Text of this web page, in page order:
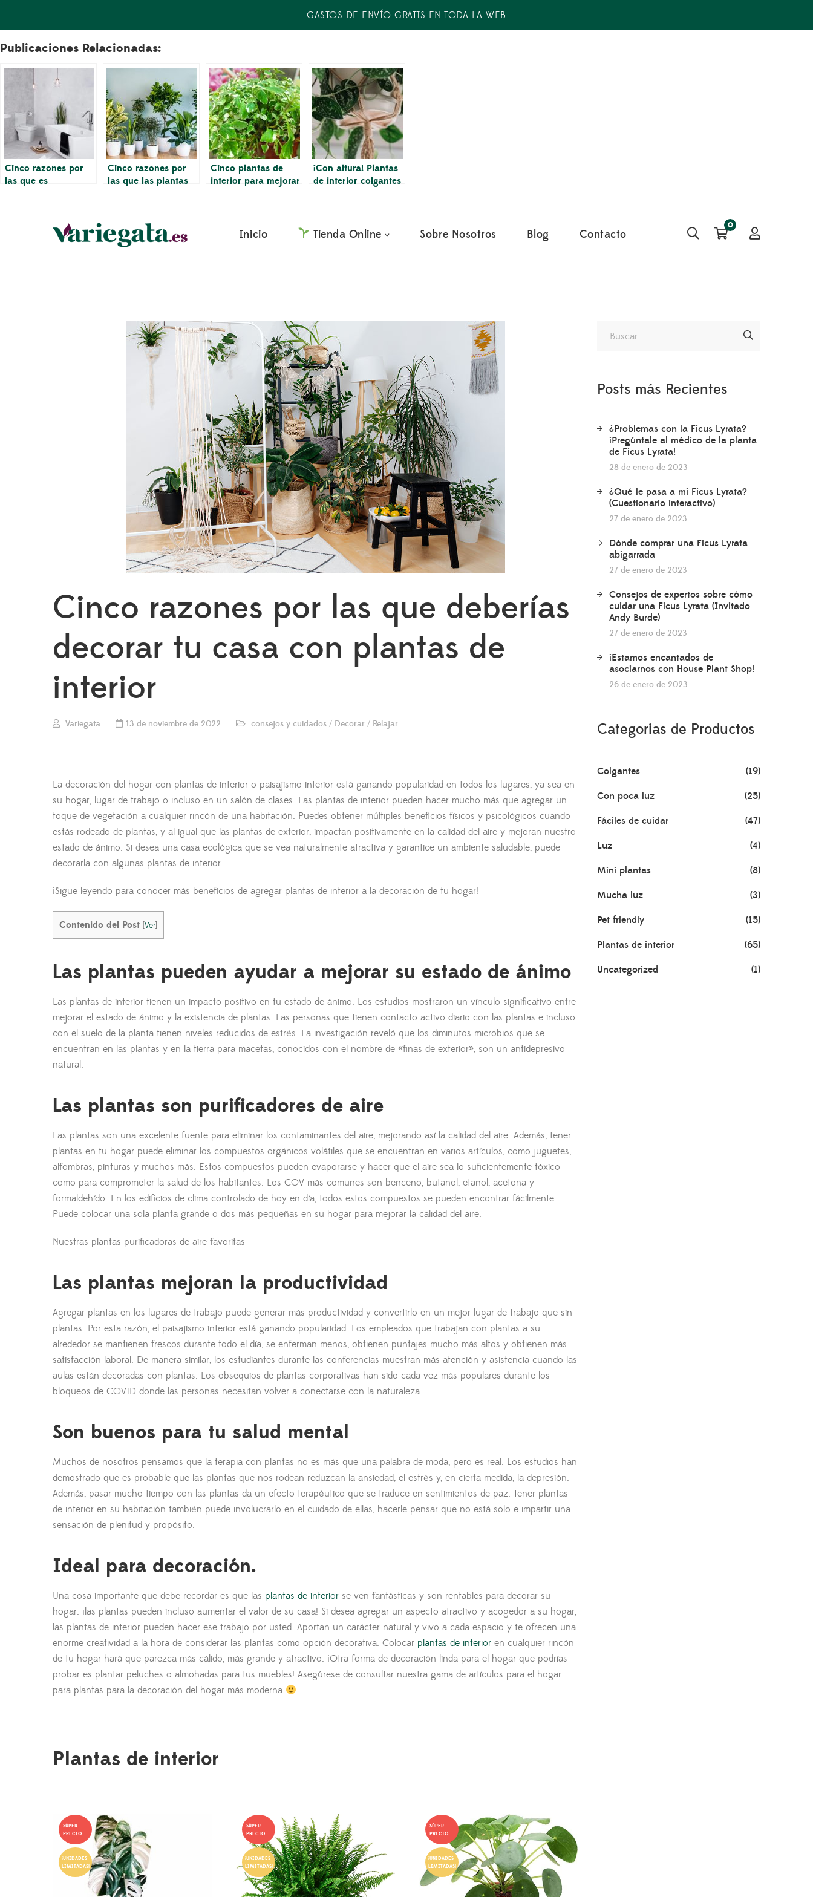
GASTOS DE ENVÍO GRATIS EN TODA LA WEB
Publicaciones Relacionadas:
Cinco razones por
las que es
Cinco razones por
las que las plantas
Cinco plantas de
interior para mejorar
¡Con altura! Plantas
de interior colgantes
Inicio Tienda Online Sobre Nosotros Blog Contacto
0
Cinco razones por las que deberías
decorar tu casa con plantas de
interior
Variegata 13 de noviembre de 2022 consejos y cuidados / Decorar / Relajar
La decoración del hogar con plantas de interior o paisajismo interior está ganando popularidad en todos los lugares, ya sea en
su hogar, lugar de trabajo o incluso en un salón de clases. Las plantas de interior pueden hacer mucho más que agregar un
toque de vegetación a cualquier rincón de una habitación. Puedes obtener múltiples beneficios físicos y psicológicos cuando
estás rodeado de plantas, y al igual que las plantas de exterior, impactan positivamente en la calidad del aire y mejoran nuestro
estado de ánimo. Si desea una casa ecológica que se vea naturalmente atractiva y garantice un ambiente saludable, puede
decorarla con algunas plantas de interior.
¡Sigue leyendo para conocer más beneficios de agregar plantas de interior a la decoración de tu hogar!
Contenido del Post [Ver]
Las plantas pueden ayudar a mejorar su estado de ánimo
Las plantas de interior tienen un impacto positivo en tu estado de ánimo. Los estudios mostraron un vínculo significativo entre
mejorar el estado de ánimo y la existencia de plantas. Las personas que tienen contacto activo diario con las plantas e incluso
con el suelo de la planta tienen niveles reducidos de estrés. La investigación reveló que los diminutos microbios que se
encuentran en las plantas y en la tierra para macetas, conocidos con el nombre de «finas de exterior», son un antidepresivo
natural.
Las plantas son purificadores de aire
Las plantas son una excelente fuente para eliminar los contaminantes del aire, mejorando así la calidad del aire. Además, tener
plantas en tu hogar puede eliminar los compuestos orgánicos volátiles que se encuentran en varios artículos, como juguetes,
alfombras, pinturas y muchos más. Estos compuestos pueden evaporarse y hacer que el aire sea lo suficientemente tóxico
como para comprometer la salud de los habitantes. Los COV más comunes son benceno, butanol, etanol, acetona y
formaldehído. En los edificios de clima controlado de hoy en día, todos estos compuestos se pueden encontrar fácilmente.
Puede colocar una sola planta grande o dos más pequeñas en su hogar para mejorar la calidad del aire.
Nuestras plantas purificadoras de aire favoritas
Las plantas mejoran la productividad
Agregar plantas en los lugares de trabajo puede generar más productividad y convertirlo en un mejor lugar de trabajo que sin
plantas. Por esta razón, el paisajismo interior está ganando popularidad. Los empleados que trabajan con plantas a su
alrededor se mantienen frescos durante todo el día, se enferman menos, obtienen puntajes mucho más altos y obtienen más
satisfacción laboral. De manera similar, los estudiantes durante las conferencias muestran más atención y asistencia cuando las
aulas están decoradas con plantas. Los obsequios de plantas corporativas han sido cada vez más populares durante los
bloqueos de COVID donde las personas necesitan volver a conectarse con la naturaleza.
Son buenos para tu salud mental
Muchos de nosotros pensamos que la terapia con plantas no es más que una palabra de moda, pero es real. Los estudios han
demostrado que es probable que las plantas que nos rodean reduzcan la ansiedad, el estrés y, en cierta medida, la depresión.
Además, pasar mucho tiempo con las plantas da un efecto terapéutico que se traduce en sentimientos de paz. Tener plantas
de interior en su habitación también puede involucrarlo en el cuidado de ellas, hacerle pensar que no está solo e impartir una
sensación de plenitud y propósito.
Ideal para decoración.
Una cosa importante que debe recordar es que las plantas de interior se ven fantásticas y son rentables para decorar su
hogar: ¡las plantas pueden incluso aumentar el valor de su casa! Si desea agregar un aspecto atractivo y acogedor a su hogar,
las plantas de interior pueden hacer ese trabajo por usted. Aportan un carácter natural y vivo a cada espacio y te ofrecen una
enorme creatividad a la hora de considerar las plantas como opción decorativa. Colocar plantas de interior en cualquier rincón
de tu hogar hará que parezca más cálido, más grande y atractivo. ¡Otra forma de decoración linda para el hogar que podrías
probar es plantar peluches o almohadas para tus muebles! Asegúrese de consultar nuestra gama de artículos para el hogar
para plantas para la decoración del hogar más moderna
Plantas de interior
SÚPER
PRECIO
¡UNIDADES
LIMITADAS!
SÚPER
PRECIO
¡UNIDADES
LIMITADAS!
SÚPER
PRECIO
¡UNIDADES
LIMITADAS!
Posts más Recientes
¿Problemas con la Ficus Lyrata?
¡Pregúntale al médico de la planta
de Ficus Lyrata!
28 de enero de 2023
¿Qué le pasa a mi Ficus Lyrata?
(Cuestionario interactivo)
27 de enero de 2023
Dónde comprar una Ficus Lyrata
abigarrada
27 de enero de 2023
Consejos de expertos sobre cómo
cuidar una Ficus Lyrata (Invitado
Andy Burde)
27 de enero de 2023
¡Estamos encantados de
asociarnos con House Plant Shop!
26 de enero de 2023
Categorias de Productos
Colgantes (19)
Con poca luz (25)
Fáciles de cuidar (47)
Luz (4)
Mini plantas (8)
Mucha luz (3)
Pet friendly (15)
Plantas de interior (65)
Uncategorized (1)